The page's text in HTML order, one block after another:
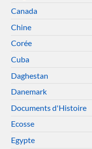
Canada
Chine
Corée
Cuba
Daghestan
Danemark
Documents d'Histoire
Ecosse
Egypte